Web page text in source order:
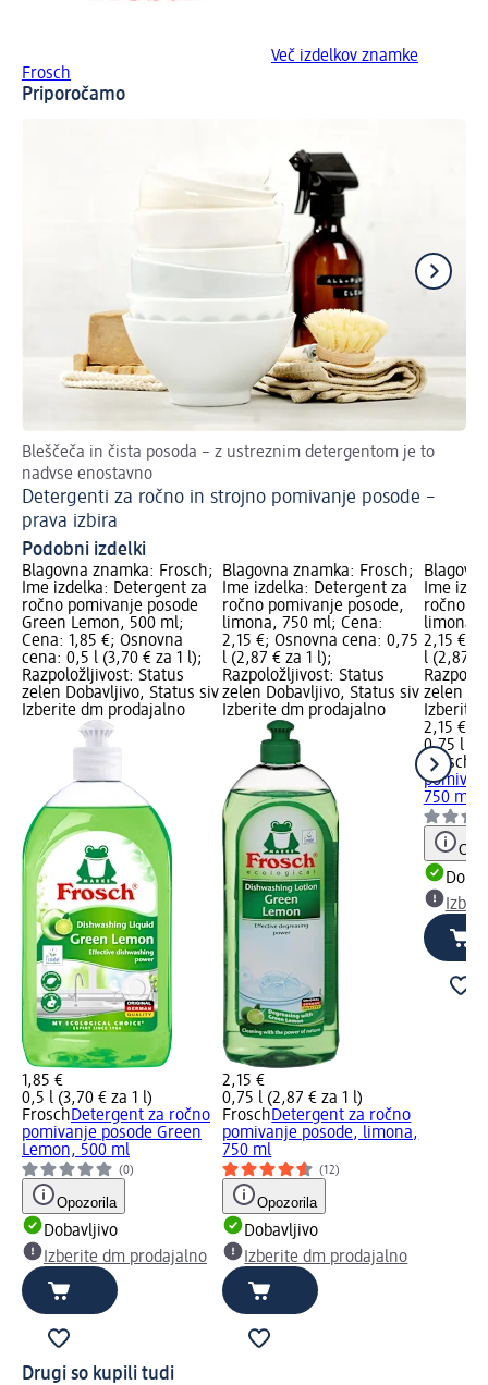
Več izdelkov znamke
Frosch
Priporočamo
Bleščeča in čista posoda – z ustreznim detergentom je to
nadvse enostavno
Detergenti za ročno in strojno pomivanje posode –
prava izbira
Podobni izdelki
Blagovna znamka: Frosch;
Ime izdelka: Detergent za
ročno pomivanje posode
Green Lemon, 500 ml;
Cena: 1,85 €; Osnovna
cena: 0,5 l (3,70 € za 1 l);
Razpoložljivost: Status
zelen Dobavljivo, Status siv
Izberite dm prodajalno
1,85 €
0,5 l (3,70 € za 1 l)
FroschDetergent za ročno
pomivanje posode Green
Lemon, 500 ml
(0)
Opozorila
Dobavljivo
Izberite dm prodajalno
Blagovna znamka: Frosch;
Ime izdelka: Detergent za
ročno pomivanje posode,
limona, 750 ml; Cena:
2,15 €; Osnovna cena: 0,75
l (2,87 € za 1 l);
Razpoložljivost: Status
zelen Dobavljivo, Status siv
Izberite dm prodajalno
2,15 €
0,75 l (2,87 € za 1 l)
FroschDetergent za ročno
pomivanje posode, limona,
750 ml
(12)
Opozorila
Dobavljivo
Izberite dm prodajalno
Ime
ročno
limona,
2,15 €;
l (2,87 €
zelen
Izberite
2,15 €
0,75 l
Frosch
750 ml
Drugi so kupili tudi